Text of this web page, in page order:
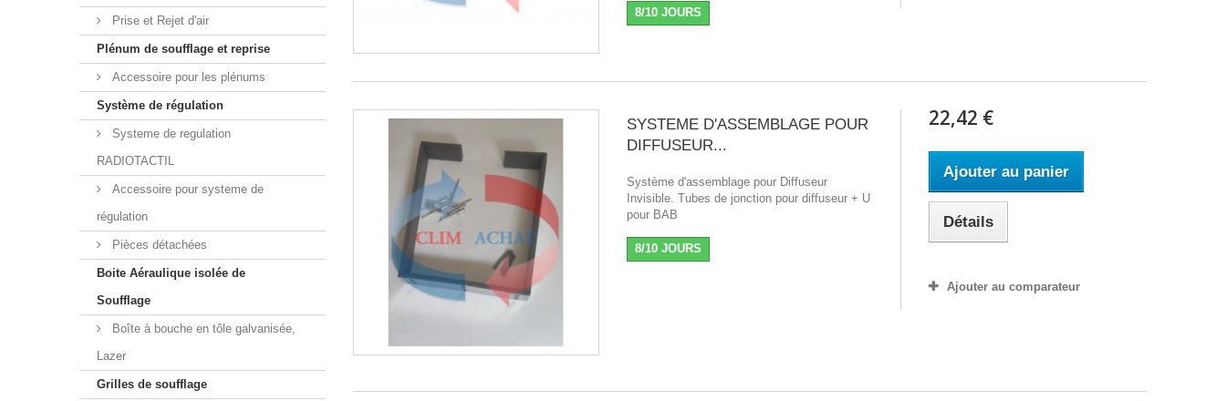
Prise et Rejet d'air
Plénum de soufflage et reprise
Accessoire pour les plénums
Système de régulation
Systeme de regulation
RADIOTACTIL
Accessoire pour systeme de
régulation
Pièces détachées
Boite Aéraulique isolée de
Soufflage
Boîte à bouche en tôle galvanisée,
Lazer
Grilles de soufflage
8/10 JOURS
SYSTEME D'ASSEMBLAGE POUR
DIFFUSEUR...
Système d'assemblage pour Diffuseur
Invisible. Tubes de jonction pour diffuseur + U
pour BAB
8/10 JOURS
22,42 €
Ajouter au panier
Détails
Ajouter au comparateur